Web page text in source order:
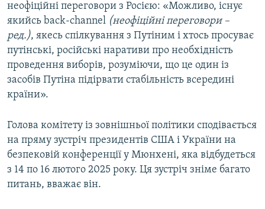
неофіційні переговори з Росією: «Можливо, існує
якийсь back-channel (неофіційні переговори –
ред.), якесь спілкування з Путіним і хтось просуває
путінські, російські наративи про необхідність
проведення виборів, розуміючи, що це один із
засобів Путіна підірвати стабільність всередині
країни».
Голова комітету із зовнішньої політики сподівається
на пряму зустріч президентів США і України на
безпековій конференції у Мюнхені, яка відбудеться
з 14 по 16 лютого 2025 року. Ця зустріч зніме багато
питань, вважає він.